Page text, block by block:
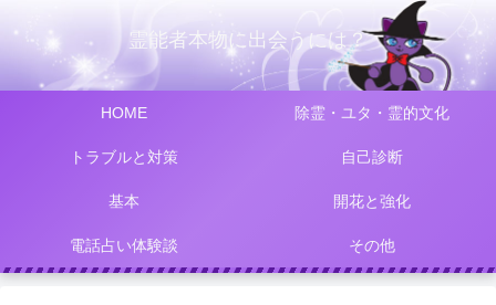
霊能者本物に出会うには？
HOME 除霊・ユタ・霊的文化
トラブルと対策 自己診断
基本 開花と強化
電話占い体験談 その他